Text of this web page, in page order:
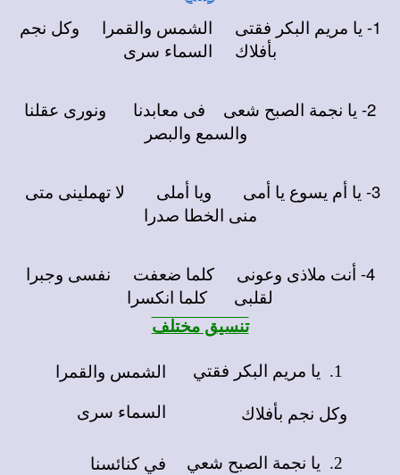
1- يا مريم البكر فقتى الشمس والقمرا وكل نجم
بأفلاك السماء سرى
2- يا نجمة الصبح شعى فى معابدنا ونورى عقلنا
والسمع والبصر
3- يا أم يسوع يا أمى ويا أملى لا تهملينى متى
منى الخطا صدرا
4- أنت ملاذى وعونى كلما ضعفت نفسى وجبرا
لقلبى كلما انكسرا
تنسيق مختلف
1.
يا مريم البكر فقتي
وكل نجم بأفلاك
الشمس والقمرا
السماء سرى
2.
يا نجمة الصبح شعي
في كنائسنا